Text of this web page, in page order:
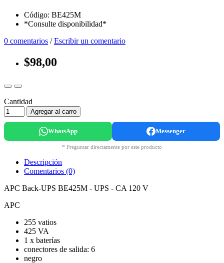
Código: BE425M
*Consulte disponibilidad*
0 comentarios /Escribir un comentario
$98,00
Cantidad
Agregar al carro
WhatsApp Messenger
* Preguntar directamente por este producto
Descripción
Comentarios (0)
APC Back-UPS BE425M - UPS - CA 120 V
APC
255 vatios
425 VA
1 x baterías
conectores de salida: 6
negro